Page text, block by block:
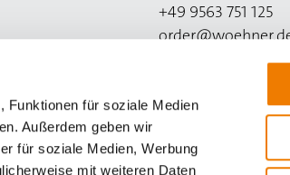
Funktionen für soziale Medien
Außerdem geben wir
für soziale Medien, Werbung
mit weiteren Daten
+49 9563 751 125
Technik-Hotline
+49 9563 751 508